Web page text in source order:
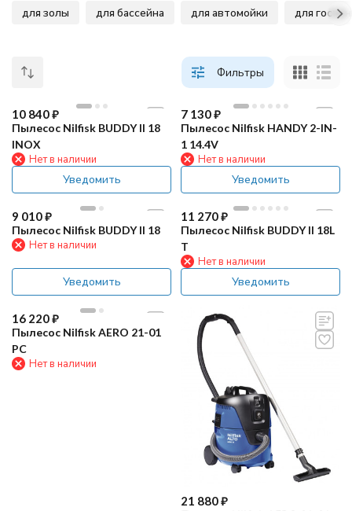
для золы для бассейна для автомойки для
Фильтры
10 840₽
Пылесос Nilfisk BUDDY II 18
INOX
Нет в наличии
Уведомить
7 130₽
Пылесос Nilfisk HANDY 2-IN-
1 14.4V
Нет в наличии
Уведомить
9 010₽
Пылесос Nilfisk BUDDY II 18
Нет в наличии
Уведомить
11 270₽
Пылесос Nilfisk BUDDY II 18L
T
Нет в наличии
Уведомить
16 220₽
Пылесос Nilfisk AERO 21-01
PC
Нет в наличии
21 880₽